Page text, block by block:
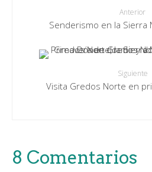
Anterior
Senderismo en la Sierra
Siguiente
Visita Gredos Norte en
8 Comentarios